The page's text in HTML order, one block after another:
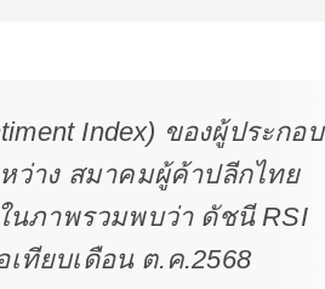
Index) ของผู้ประกอบ
ว่าง สมาคมผู้ค้าปลีกไทย
นภาพรวมพบว่า ดัชนี RSI
ทียบเดือน ต.ค.2568